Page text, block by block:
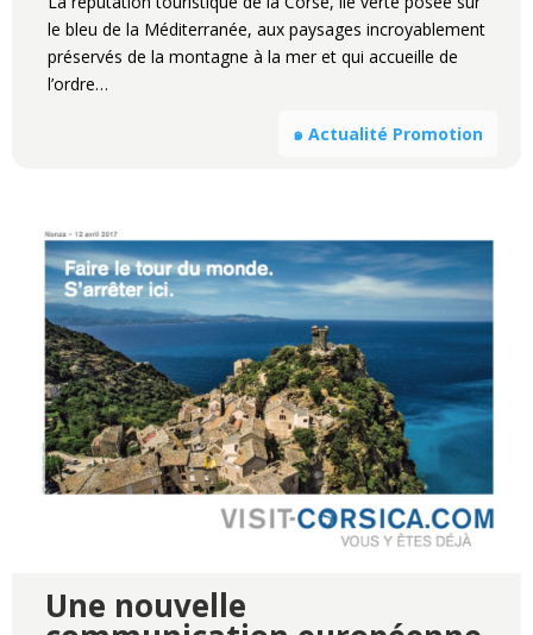
le bleu de la Méditerranée, aux paysages incroyablement
préservés de la montagne à la mer et qui accueille de
l’ordre…
๑ Actualité Promotion
Une nouvelle